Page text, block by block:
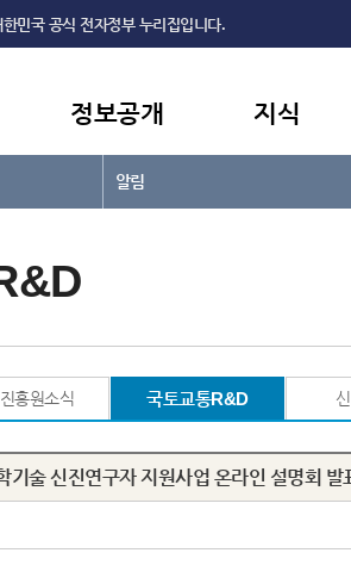
민국 공식 전자정부 누리집입니다.
정보공개 지식
알림
진흥원소식 국토교통R&D
기술 신진연구자 지원사업 온라인 설명회 발